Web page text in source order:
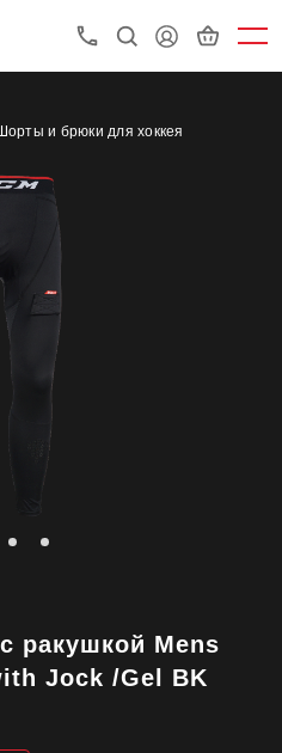
и брюки для хоккея
ракушкой Mens
Jock /Gel BK